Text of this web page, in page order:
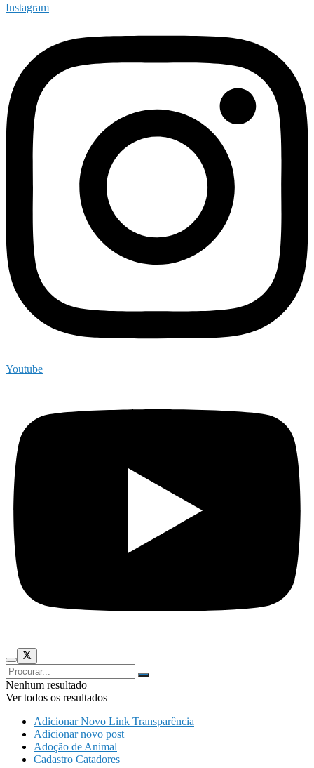
Instagram
Youtube
Nenhum resultado
Ver todos os resultados
Adicionar Novo Link Transparência
Adicionar novo post
Adoção de Animal
Cadastro Catadores